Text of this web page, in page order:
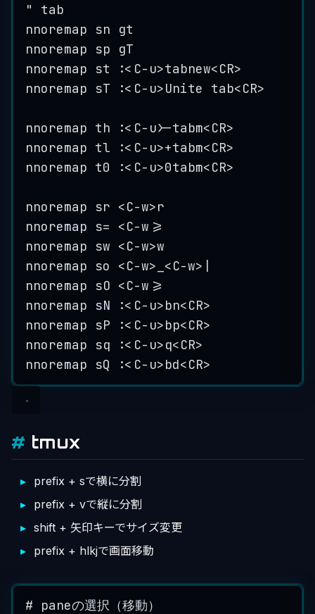
" tab
nnoremap sn gt
nnoremap sp gT
nnoremap st :<C-u>tabnew<CR>
nnoremap sT :<C-u>Unite tab<CR>
nnoremap th :<C-u>-tabm<CR>
nnoremap tl :<C-u>+tabm<CR>
nnoremap t0 :<C-u>0tabm<CR>
nnoremap sr <C-w>r
nnoremap s= <C-w>=
nnoremap sw <C-w>w
nnoremap so <C-w>_<C-w>|
nnoremap sO <C-w>=
nnoremap sN :<C-u>bn<CR>
nnoremap sP :<C-u>bp<CR>
nnoremap sq :<C-u>q<CR>
nnoremap sQ :<C-u>bd<CR>
tmux
prefix + sで横に分割
prefix + vで縦に分割
shift + 矢印キーでサイズ変更
prefix + hlkjで画面移動
# paneの選択（移動）